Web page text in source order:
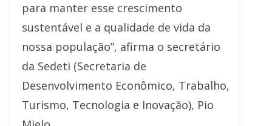
para manter esse crescimento
sustentável e a qualidade de vida da
nossa população”, afirma o secretário
da Sedeti (Secretaria de
Desenvolvimento Econômico, Trabalho,
Turismo, Tecnologia e Inovação), Pio